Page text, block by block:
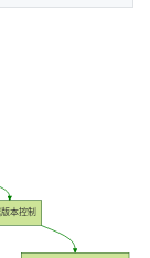
本控制